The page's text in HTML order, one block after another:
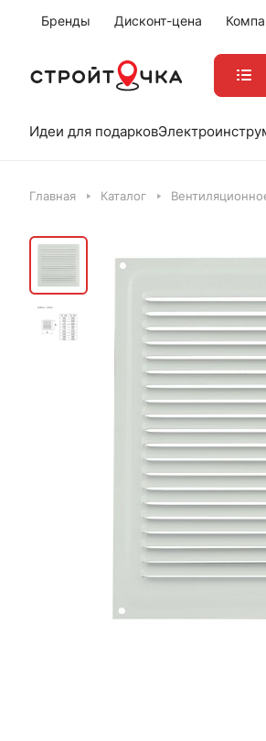
Бренды Дисконт-цена
Идеи для подарков
Главная Каталог